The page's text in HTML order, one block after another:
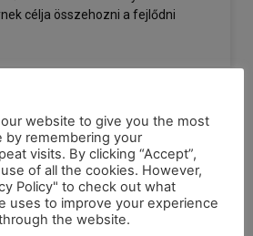
célja összehozni a fejlődni
ÉRTED
website to give you the most
by remembering your
visits. By clicking “Accept”,
of all the cookies. However,
Policy" to check out what
uses to improve your experience
the website.